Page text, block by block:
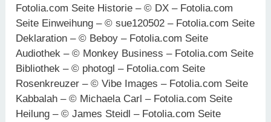
Fotolia.com Seite Historie – © DX – Fotolia.com
Seite Einweihung – © sue120502 – Fotolia.com Seite
Deklaration – © Beboy – Fotolia.com Seite
Audiothek – © Monkey Business – Fotolia.com Seite
Bibliothek – © photogl – Fotolia.com Seite
Rosenkreuzer – © Vibe Images – Fotolia.com Seite
Kabbalah – © Michaela Carl – Fotolia.com Seite
Heilung – © James Steidl – Fotolia.com Seite